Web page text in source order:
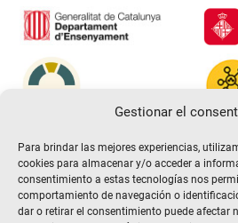
Gestionar el
Para brindar las mejores experiencias,
cookies para almacenar y/o acceder a
consentimiento a estas tecnologías nos
comportamiento de navegación o
dar o retirar el consentimiento puede afectar